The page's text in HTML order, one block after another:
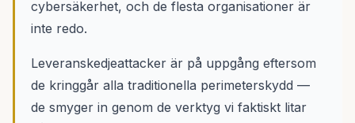
cybersäkerhet, och de flesta organisationer är
inte redo.
Leveranskedjeattacker är på uppgång eftersom
de kringgår alla traditionella perimeterskydd —
de smyger in genom de verktyg vi faktiskt litar